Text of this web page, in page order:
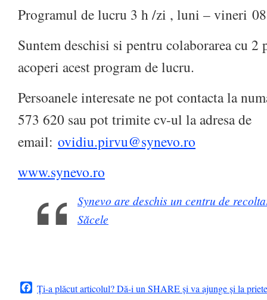
Programul de lucru 3 h /zi , luni – vineri
Suntem deschisi si pentru colaborarea cu 2
acoperi acest program de lucru.
Persoanele interesate ne pot contacta la
573 620 sau pot trimite cv-ul la adresa de
email: ovidiu.pirvu@synevo.ro
www.synevo.ro
Synevo are deschis un centru de
Săcele
Facebook
Ți-a plăcut articolul? Dă-i un SHARE și va ajunge și la